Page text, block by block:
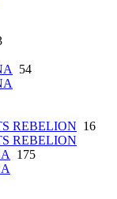
54
REBELION 16
REBELION
175